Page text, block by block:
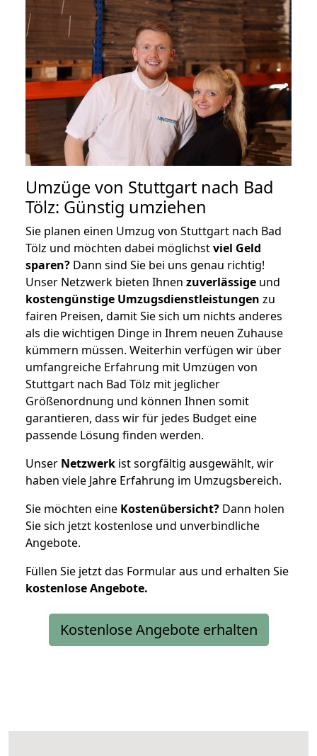
Umzüge von Stuttgart nach Bad
Tölz: Günstig umziehen
Sie planen einen Umzug von Stuttgart nach Bad
Tölz und möchten dabei möglichstviel Geld
sparen? Dann sind Sie bei uns genau richtig!
Unser Netzwerk bieten Ihnen zuverlässige und
kostengünstige Umzugsdienstleistungen zu
fairen Preisen, damit Sie sich um nichts anderes
als die wichtigen Dinge in Ihrem neuen Zuhause
kümmern müssen. Weiterhin verfügen wir über
umfangreiche Erfahrung mit Umzügen von
Stuttgart nach Bad Tölz mit jeglicher
Größenordnung und können Ihnen somit
garantieren, dass wir für jedes Budget eine
passende Lösung finden werden.
Unser Netzwerk ist sorgfältig ausgewählt, wir
haben viele Jahre Erfahrung im Umzugsbereich.
Sie möchten eine Kostenübersicht? Dann holen
Sie sich jetzt kostenlose und unverbindliche
Angebote.
Füllen Sie jetzt das Formular aus und erhalten Sie
kostenloseAngebote.
Kostenlose Angebote erhalten